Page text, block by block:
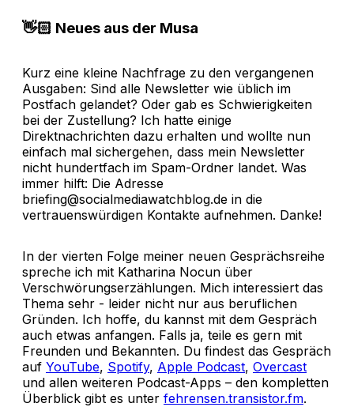
👋🏻 Neues aus der Musa
Kurz eine kleine Nachfrage zu den vergangenen
Ausgaben: Sind alle Newsletter wie üblich im
Postfach gelandet? Oder gab es Schwierigkeiten
bei der Zustellung? Ich hatte einige
Direktnachrichten dazu erhalten und wollte nun
einfach mal sichergehen, dass mein Newsletter
nicht hundertfach im Spam-Ordner landet. Was
immer hilft: Die Adresse
briefing@socialmediawatchblog.de in die
vertrauenswürdigen Kontakte aufnehmen. Danke!
In der vierten Folge meiner neuen Gesprächsreihe
spreche ich mit Katharina Nocun über
Verschwörungserzählungen. Mich interessiert das
Thema sehr - leider nicht nur aus beruflichen
Gründen. Ich hoffe, du kannst mit dem Gespräch
auch etwas anfangen. Falls ja, teile es gern mit
Freunden und Bekannten. Du findest das Gespräch
auf YouTube, Spotify, Apple Podcast, Overcast
und allen weiteren Podcast-Apps – den kompletten
Überblick gibt es unter fehrensen.transistor.fm.